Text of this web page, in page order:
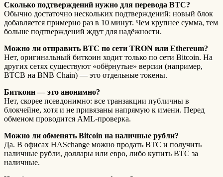
Сколько подтверждений нужно для перевода BTC?
Обычно достаточно нескольких подтверждений; новый блок
добавляется примерно раз в 10 минут. Чем крупнее сумма, тем
больше подтверждений ждут для надёжности.
Можно ли отправить BTC по сети TRON или Ethereum?
Нет, оригинальный биткоин ходит только по сети Bitcoin. На
других сетях существуют «обёрнутые» версии (например,
BTCB на BNB Chain) — это отдельные токены.
Биткоин — это анонимно?
Нет, скорее псевдонимно: все транзакции публичны в
блокчейне, хотя и не привязаны напрямую к имени. Перед
обменом проводится AML-проверка.
Можно ли обменять Bitcoin на наличные рубли?
Да. В офисах HASchange можно продать BTC и получить
наличные рубли, доллары или евро, либо купить BTC за
наличные.